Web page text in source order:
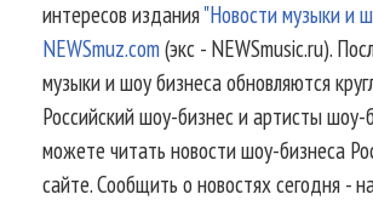
интересов издания"Новости музыки и
NEWSmuz.com(экс - NEWSmusic.ru).
музыки и шоу бизнеса обновляются
Российский шоу-бизнес и артисты шоу-
можете читать новости шоу-бизнеса
сайте. Сообщить о новостях сегодня -